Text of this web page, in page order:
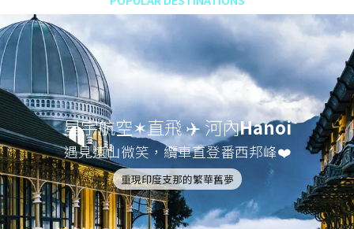
星宇航空✶直飛 ✈️ 河內Hanoi
遇見遠山微笑，纜車直登番西邦峰❤️
重現印度支那的繁華舊夢